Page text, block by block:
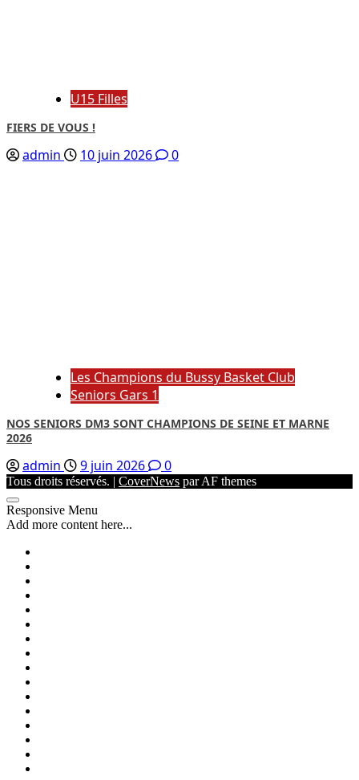
U15 Filles
FIERS DE VOUS !
admin 10 juin 2026 0
Les Champions du Bussy Basket Club
Seniors Gars 1
NOS SENIORS DM3 SONT CHAMPIONS DE SEINE ET MARNE
2026
admin 9 juin 2026 0
Tous droits réservés. | CoverNews par AF themes
Responsive Menu
Add more content here...